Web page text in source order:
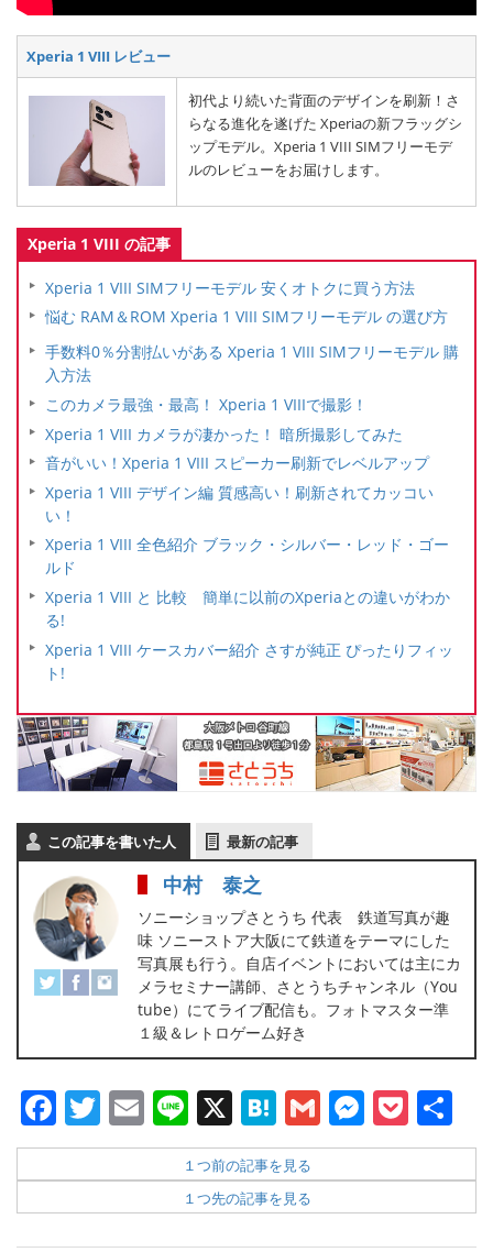
Xperia 1 VIII レビュー
初代より続いた背面のデザインを刷新！さ
らなる進化を遂げた Xperiaの新フラッグシ
ップモデル。Xperia 1 VIII SIMフリーモデ
ルのレビューをお届けします。
Xperia 1 VIII の記事
Xperia 1 VIII SIMフリーモデル 安くオトクに買う方法
悩む RAM＆ROM Xperia 1 VIII SIMフリーモデル の選び方
手数料0％分割払いがある Xperia 1 VIII SIMフリーモデル 購
入方法
このカメラ最強・最高！ Xperia 1 VIIIで撮影！
Xperia 1 VIII カメラが凄かった！ 暗所撮影してみた
音がいい！Xperia 1 VIII スピーカー刷新でレベルアップ
Xperia 1 VIII デザイン編 質感高い！刷新されてカッコい
い！
Xperia 1 VIII 全色紹介 ブラック・シルバー・レッド・ゴー
ルド
Xperia 1 VIII と 比較 簡単に以前のXperiaとの違いがわか
る!
Xperia 1 VIII ケースカバー紹介 さすが純正 ぴったりフィッ
ト!
この記事を書いた人 最新の記事
中村 泰之
ソニーショップさとうち 代表 鉄道写真が趣
味 ソニーストア大阪にて鉄道をテーマにした
写真展も行う。自店イベントにおいては主にカ
メラセミナー講師、さとうちチャンネル（You
tube）にてライブ配信も。フォトマスター準
１級＆レトロゲーム好き
Facebook
Twitter
Email
Line
X Hatena
Gmail
有
１つ前の記事を見る
１つ先の記事を見る